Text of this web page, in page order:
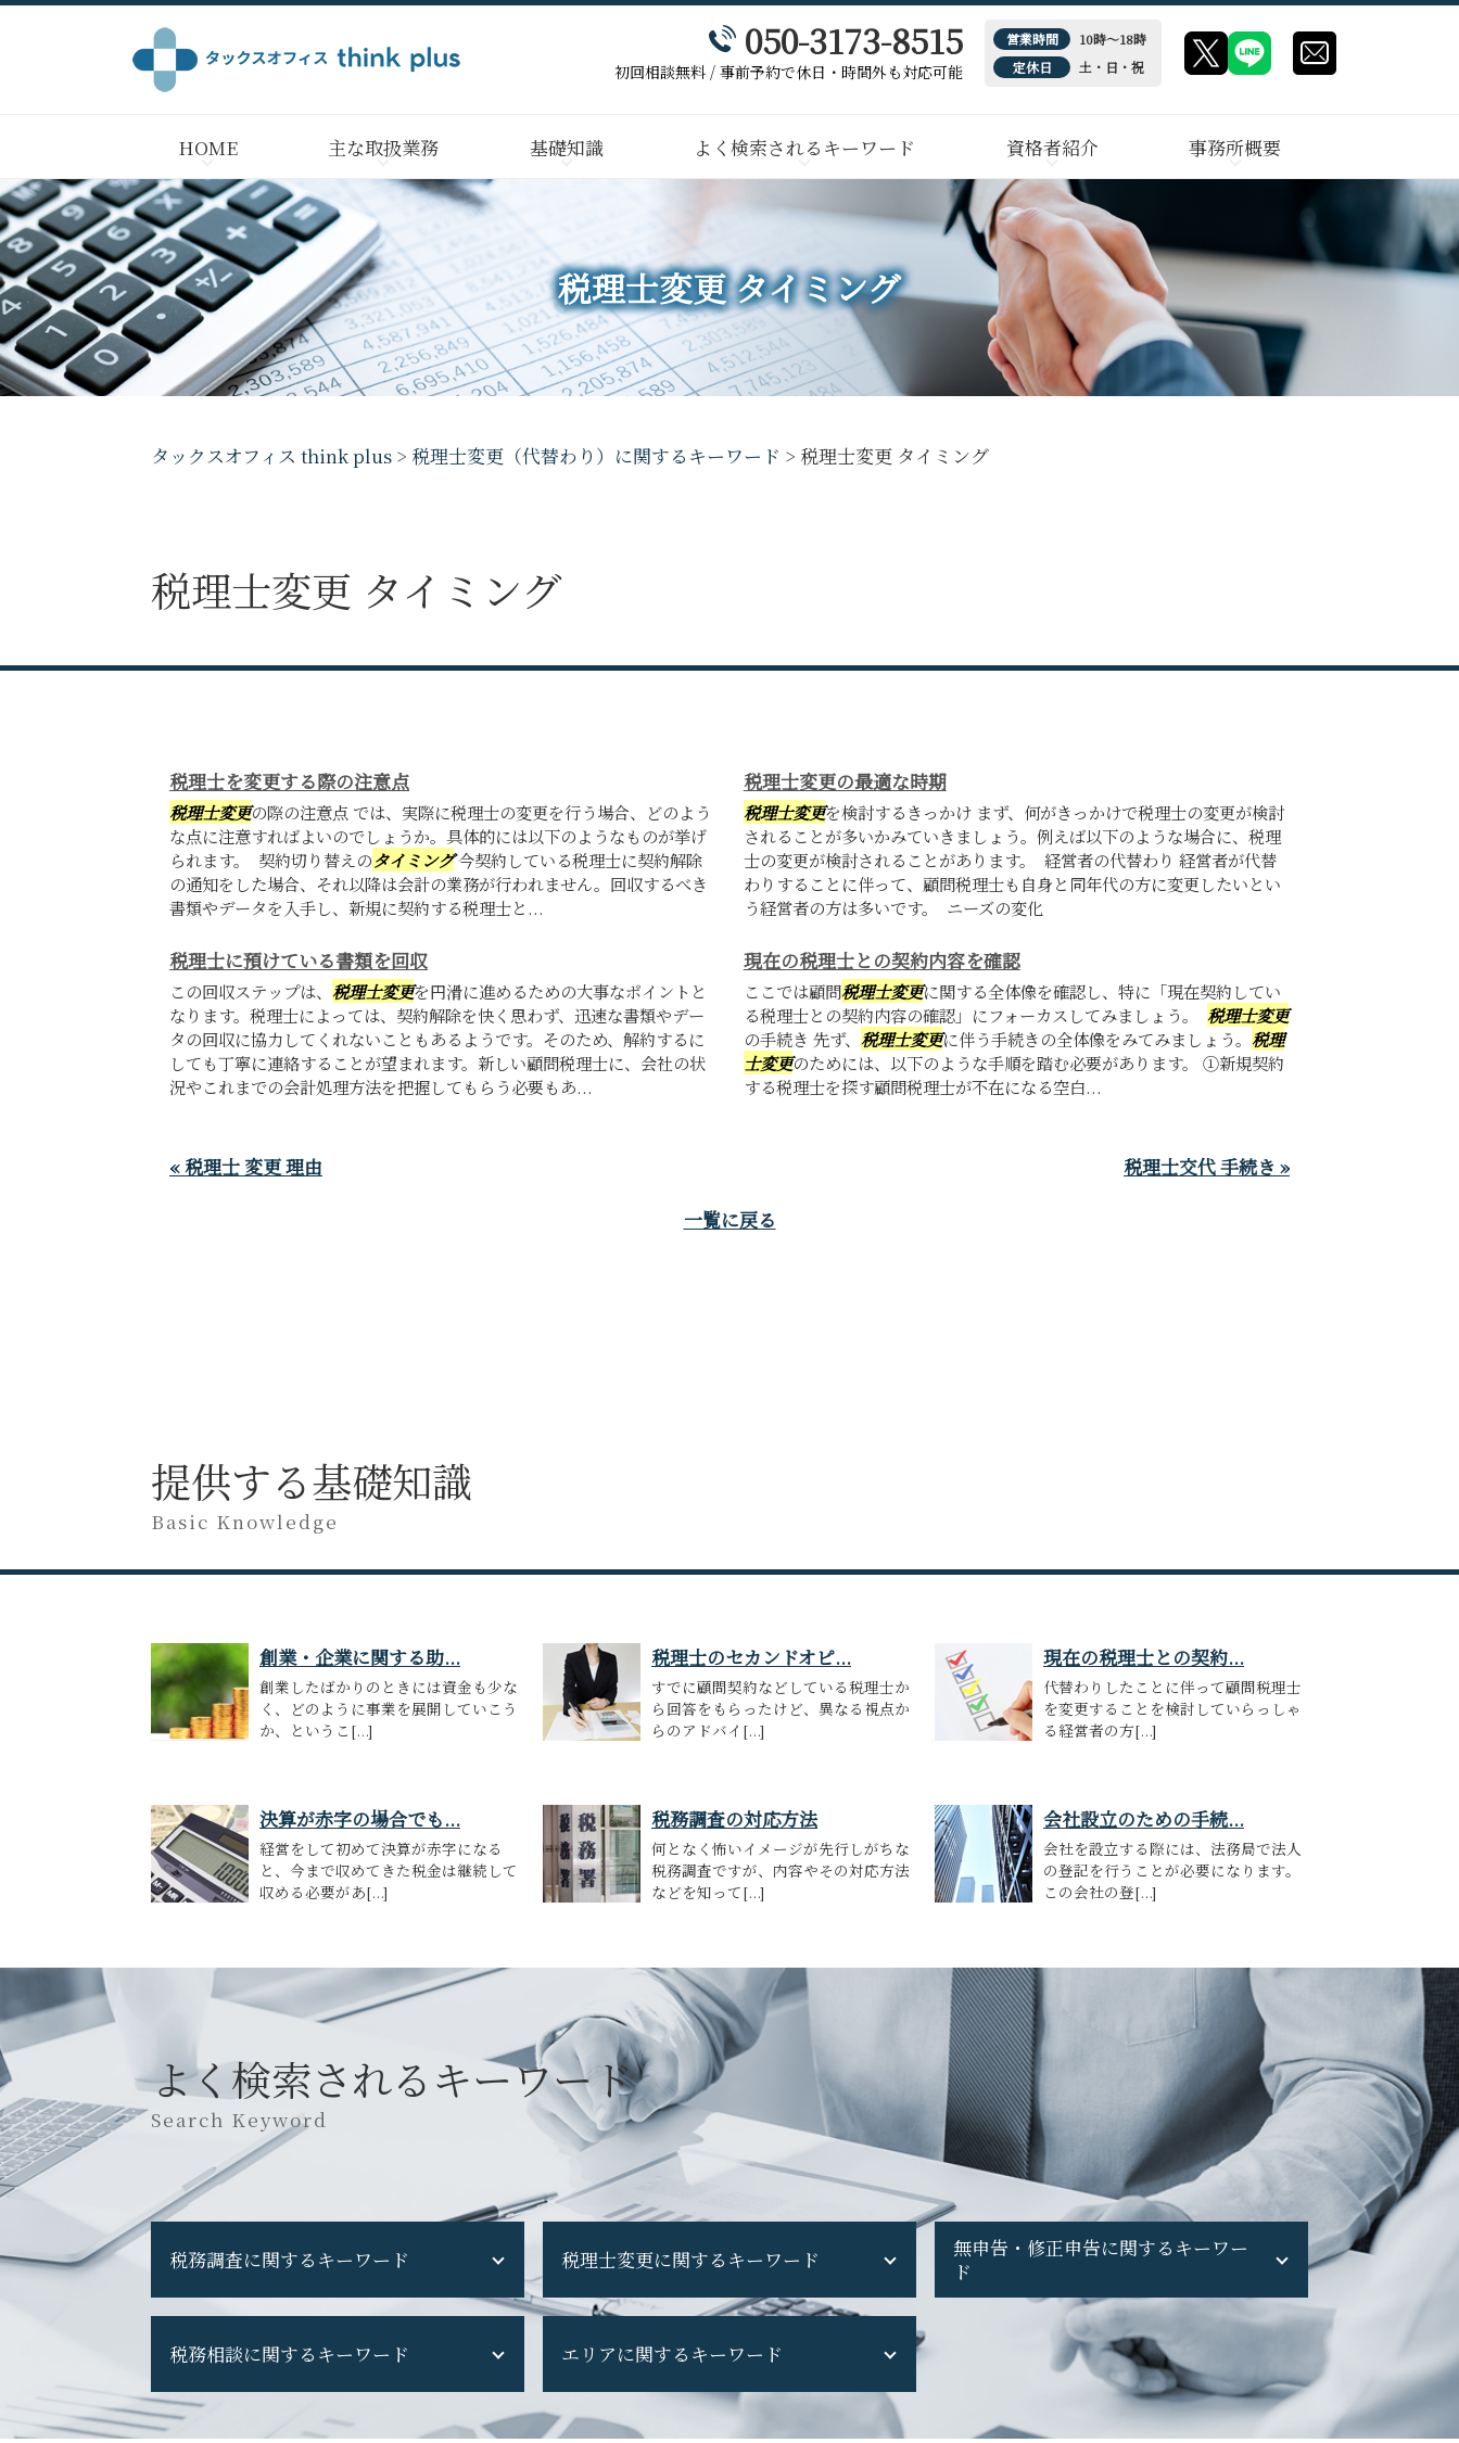
税理士変更 タイミング
050-3173-8515
初回相談無料 / 事前予約で休日・時間外も対応可能
営業時間
10時～18時
定休日
土・日・祝
HOME 主な取扱業務 基礎知識 よく検索されるキーワード 資格者紹介 事務所概要
タックスオフィス think plus > 税理士変更（代替わり）に関するキーワード > 税理士変更 タイミング
税理士変更 タイミング
税理士を変更する際の注意点
税理士変更の際の注意点 では、実際に税理士の変更を行う場合、どのよう
な点に注意すればよいのでしょうか。具体的には以下のようなものが挙げ
られます。 契約切り替えのタイミング今契約している税理士に契約解除
の通知をした場合、それ以降は会計の業務が行われません。回収するべき
書類やデータを入手し、新規に契約する税理士と...
税理士変更の最適な時期
税理士変更を検討するきっかけ まず、何がきっかけで税理士の変更が検討
されることが多いかみていきましょう。例えば以下のような場合に、税理
士の変更が検討されることがあります。 経営者の代替わり 経営者が代替
わりすることに伴って、顧問税理士も自身と同年代の方に変更したいとい
う経営者の方は多いです。 ニーズの変化
税理士に預けている書類を回収
この回収ステップは、 税理士変更を円滑に進めるための大事なポイントと
なります。税理士によっては、契約解除を快く思わず、迅速な書類やデー
タの回収に協力してくれないこともあるようです。そのため、解約するに
しても丁寧に連絡することが望まれます。新しい顧問税理士に、会社の状
況やこれまでの会計処理方法を把握してもらう必要もあ...
現在の税理士との契約内容を確認
ここでは顧問税理士変更に関する全体像を確認し、特に「現在契約してい
る税理士との契約内容の確認」にフォーカスしてみましょう。 税理士変更
の手続き 先ず、 税理士変更に伴う手続きの全体像をみてみましょう。 税理
士変更のためには、以下のような手順を踏む必要があります。 ①新規契約
する税理士を探す顧問税理士が不在になる空白...
« 税理士 変更 理由
税理士交代 手続き »
一覧に戻る
提供する基礎知識
Basic Knowledge
創業・企業に関する助...
創業したばかりのときには資金も少な
く、どのように事業を展開していこう
か、というこ[...]
税理士のセカンドオピ...
すでに顧問契約などしている税理士か
ら回答をもらったけど、異なる視点か
らのアドバイ[...]
現在の税理士との契約...
代替わりしたことに伴って顧問税理士
を変更することを検討していらっしゃ
る経営者の方[...]
決算が赤字の場合でも...
経営をして初めて決算が赤字になる
と、今まで収めてきた税金は継続して
収める必要があ[...]
税務調査の対応方法
何となく怖いイメージが先行しがちな
税務調査ですが、内容やその対応方法
などを知って[...]
会社設立のための手続...
会社を設立する際には、法務局で法人
の登記を行うことが必要になります。
この会社の登[...]
よく検索されるキーワード
Search Keyword
税務調査に関するキーワード
税務調査 通知 来た
税務調査 怖い
税理士変更に関するキーワード
税理士交代時 契約内容
税理士交代 契約内容
無申告・修正申告に関するキーワー
ド
申告漏れ バレる
無申告 自主申告
不動産収入 無申告
税務相談に関するキーワード
税務申告とは 個人
エリアに関するキーワード
府中市 税理士変更